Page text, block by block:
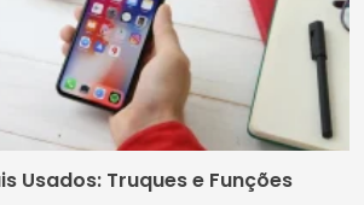
Usados: Truques e Funções